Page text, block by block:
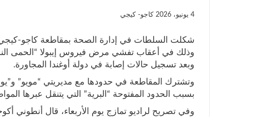
4 يونيو، 2026 كاجو- كيجي
شكلت السلطات في إدارة الصحة بمقاطعة كاجو-كيجي
وذلك في أعقاب تفشي مرض فيروس إيبولا “الحمى
وبعد تسجيل حالات إصابة في دولة أوغندا المجاورة.
وتشترك المقاطعة في حدودها مع مديريتي “مويو”
بسبب الحدود المفتوحة “البرية” التي يتنقل عبرها
وفي تصريح لراديو تمازج يوم الأربعاء، قال أنطوني